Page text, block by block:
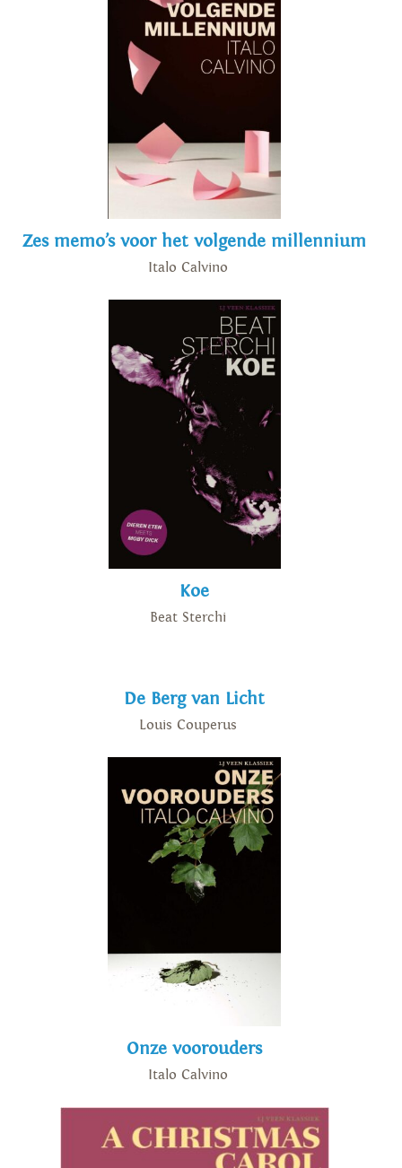
Zes memo’s voor het volgende millennium
Italo Calvino
Koe
Beat Sterchi
De Berg van Licht
Louis Couperus
Onze voorouders
Italo Calvino